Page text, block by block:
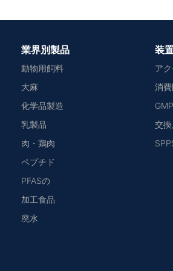
業界別製品
動物用飼料
大麻
化学品製造
乳製品
肉・鶏肉
ペプチド
PFASの
加工食品
廃水
装
ア
消
交